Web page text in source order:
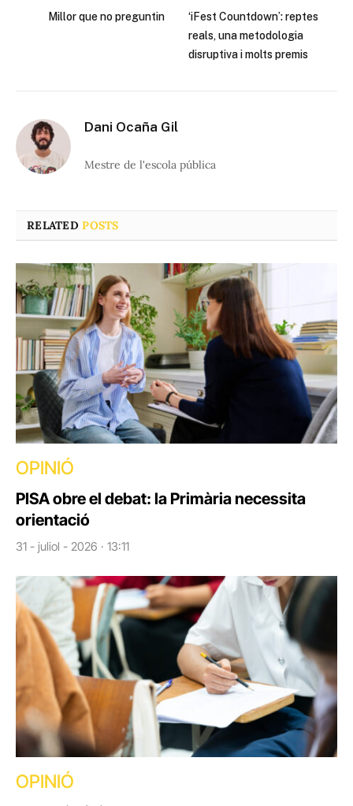
Millor que no preguntin
‘iFest Countdown’: reptes
reals, una metodologia
disruptiva i molts premis
Dani Ocaña Gil
Mestre de l'escola pública
RELATEDPOSTS
OPINIÓ
PISA obre el debat: la Primària necessita
orientació
31 - juliol - 2026 · 13:11
OPINIÓ